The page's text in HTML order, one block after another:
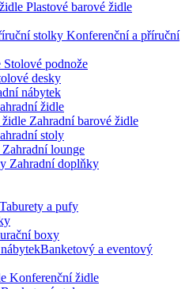
Plastové barové židle
Konferenční a příruční
Stolové podnože
desky
nábytek
židle
Zahradní barové židle
stoly
Zahradní lounge
Zahradní doplňky
Taburety a pufy
boxy
Banketový a eventový
Konferenční židle